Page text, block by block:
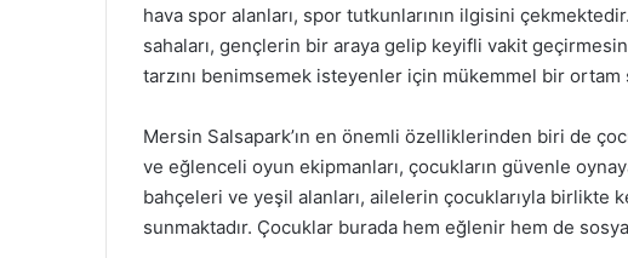
hava spor alanları, spor tutkunlarının ilgisini
sahaları, gençlerin bir araya gelip keyifli vakit
tarzını benimsemek isteyenler için mükemmel bir ortam
Mersin Salsapark’ın en önemli özelliklerinden biri de
ve eğlenceli oyun ekipmanları, çocukların güvenle
bahçeleri ve yeşil alanları, ailelerin çocuklarıyla birlikte
sunmaktadır. Çocuklar burada hem eğlenir hem de